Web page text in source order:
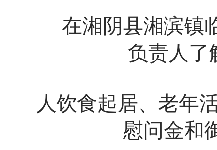
在湘阴县湘滨镇
负责人了
人饮食起居、老年
慰问金和